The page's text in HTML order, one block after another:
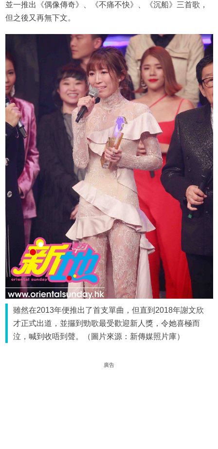
並一推出《偶像傳奇》、《不痛不快》、《沉船》三首歌，
但之後又再無下文。
雖然在2013年便推出了首支單曲，但直到2018年謝文欣
才正式出道，並攞到勁歌最受歡迎新人獎，令她喜極而
泣，喊到收唔到聲。（圖片來源：新傳媒照片庫）
廣告